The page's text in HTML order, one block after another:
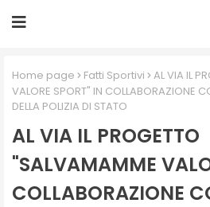
Home page Fatti Sportivi
AL VIA IL
VALORE SPORT" IN COLLABORAZIONE
DELLA POLIZIA DI STATO
AL VIA IL PROGETTO
"SALVAMAMME
COLLABORAZIONE